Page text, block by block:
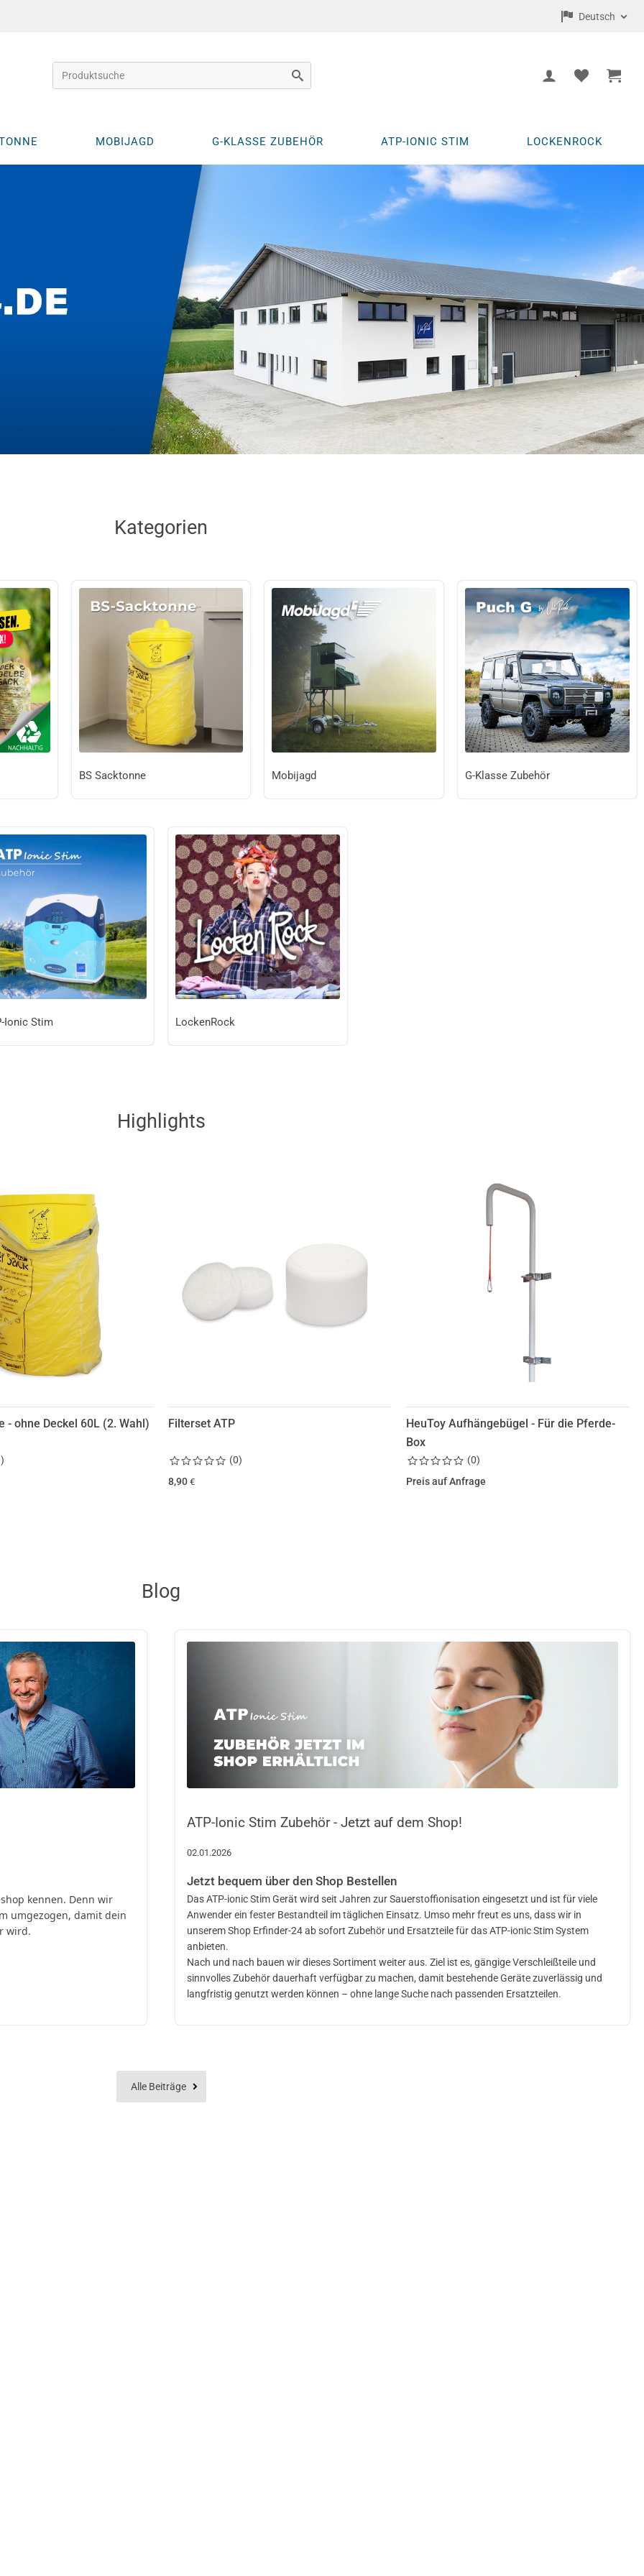
Deutsch
MOBIJAGD G-KLASSE ZUBEHÖR ATP-IONIC STIM LOCKENROCK
Kategorien
BS Sacktonne Mobijagd G-Klasse Zubehör
Ionic Stim LockenRock
Highlights
- ohne Deckel 60L (2. Wahl)
)
Filterset ATP
(0)
8,90 €
HeuToy Aufhängebügel - Für die Pferde-
Box
(0)
Preis auf Anfrage
Blog
kennen. Denn wir
umgezogen, damit dein
wird.
ATP-Ionic Stim Zubehör - Jetzt auf dem Shop!
02.01.2026
Jetzt bequem über den Shop Bestellen
Das ATP-ionic Stim Gerät wird seit Jahren zur Sauerstoffionisation eingesetzt und ist für viele
Anwender ein fester Bestandteil im täglichen Einsatz. Umso mehr freut es uns, dass wir in
unserem Shop Erfinder-24 ab sofort Zubehör und Ersatzteile für das ATP-ionic Stim System
anbieten.
Nach und nach bauen wir dieses Sortiment weiter aus. Ziel ist es, gängige Verschleißteile und
sinnvolles Zubehör dauerhaft verfügbar zu machen, damit bestehende Geräte zuverlässig und
langfristig genutzt werden können – ohne lange Suche nach passenden Ersatzteilen.
Alle Beiträge